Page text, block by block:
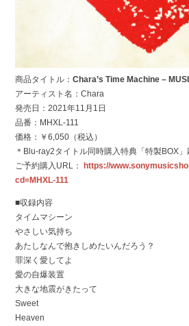
商品タイトル：Chara’s Time Machine –
アーティスト名：Chara
発売日：2021年11月1日
品番：MHXL-111
価格：￥6,050（税込）
＊Blu-ray2タイトル同時購入特典「特製BOX」
ご予約購入URL：
https://
cd=MHXL-111
■収録内容
タイムマシーン
やさしい気持ち
あたしなんで抱きしめたいんだろう？
罪深く愛してよ
愛の自爆装置
大きな地震がきたって
Sweet
Heaven